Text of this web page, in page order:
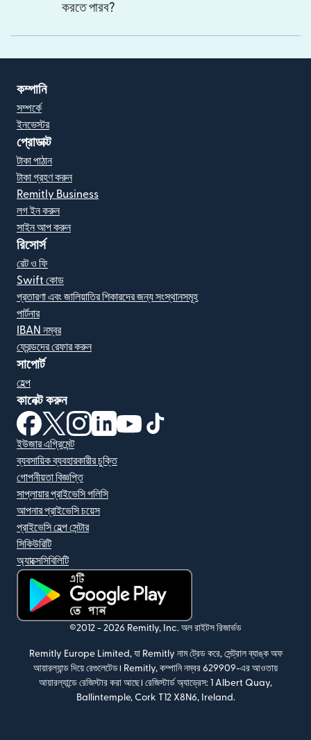
করতে পারব?
কম্পানি
সম্পর্কে
ইনভেস্টর
প্রোডাক্ট
টাকা পাঠান
টাকা গ্রহণ করুন
Remitly Business
লগ ইন করুন
সাইন আপ করুন
রিসোর্স
রেট ও ফি
Swift কোড
প্রতারণা এবং জালিয়াতির শিকারদের জন্য সংস্থানসমূহ
পার্টনার
IBAN নম্বর
ফ্রেন্ডদের রেফার করুন
সাপোর্ট
হেল্প
কানেক্ট করুন
(নতুন উইন্ডোতে খুলবে)
(নতুন উইন্ডোতে খুলবে)
(নতুন উইন্ডোতে খুলবে)
(নতুন উইন্ডোতে খুলবে)
(নতুন উইন্ডোতে খুলবে)
ইউজার এগ্রিমেন্ট
ব্যবসায়িক ব্যবহারকারীর চুক্তি
গোপনীয়তা বিজ্ঞপ্তি
সাপ্লায়ার প্রাইভেসি পলিসি
আপনার প্রাইভেসি চয়েস
প্রাইভেসি হেল্প সেন্টার
সিকিউরিটি
অ্যাক্সেসিবিলিটি
(নতুন উইন্ডোতে খুলবে)
©2012 - 2026 Remitly, Inc. অল রাইটস রিজার্ভড
Remitly Europe Limited, যা Remitly নাম ট্রেড করে, সেন্ট্রাল ব্যাঙ্ক অফ
আয়ারল্যান্ড দিয়ে রেগুলেটেড। Remitly, কম্পানি নম্বর 629909-এর আওতায়
আয়ারল্যান্ডে রেজিস্টার করা আছে। রেজিস্টার্ড অ্যাড্রেস: 1 Albert Quay,
Ballintemple, Cork T12 X8N6, Ireland.